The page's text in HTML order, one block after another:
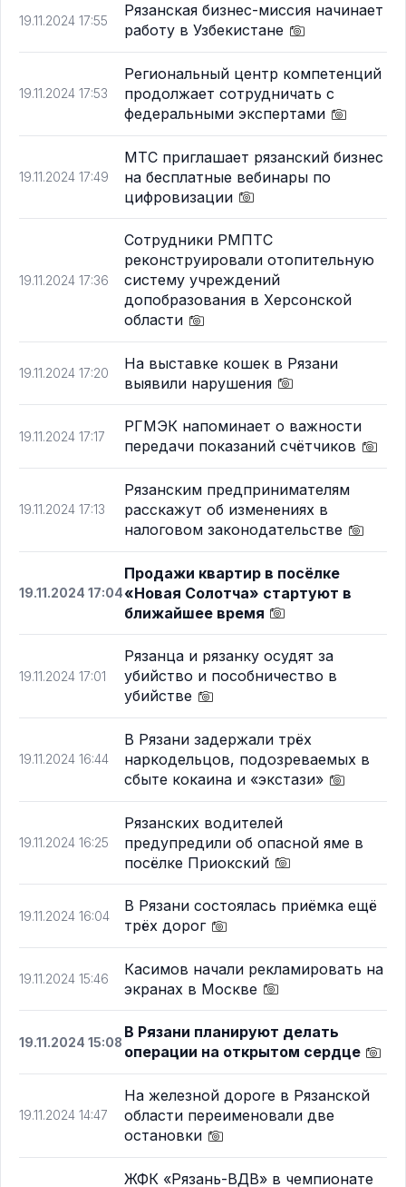
19.11.2024 17:55
Рязанская бизнес-миссия начинает
работу в Узбекистане
19.11.2024 17:53
Региональный центр компетенций
продолжает сотрудничать с
федеральными экспертами
19.11.2024 17:49
МТС приглашает рязанский бизнес
на бесплатные вебинары по
цифровизации
19.11.2024 17:36
Сотрудники РМПТС
реконструировали отопительную
систему учреждений
допобразования в Херсонской
области
19.11.2024 17:20
На выставке кошек в Рязани
выявили нарушения
19.11.2024 17:17
РГМЭК напоминает о важности
передачи показаний счётчиков
19.11.2024 17:13
Рязанским предпринимателям
расскажут об изменениях в
налоговом законодательстве
19.11.2024 17:04
Продажи квартир в посёлке
«Новая Солотча» стартуют в
ближайшее время
19.11.2024 17:01
Рязанца и рязанку осудят за
убийство и пособничество в
убийстве
19.11.2024 16:44
В Рязани задержали трёх
наркодельцов, подозреваемых в
сбыте кокаина и «экстази»
19.11.2024 16:25
Рязанских водителей
предупредили об опасной яме в
посёлке Приокский
19.11.2024 16:04
В Рязани состоялась приёмка ещё
трёх дорог
19.11.2024 15:46
Касимов начали рекламировать на
экранах в Москве
19.11.2024 15:08
В Рязани планируют делать
операции на открытом сердце
19.11.2024 14:47
На железной дороге в Рязанской
области переименовали две
остановки
ЖФК «Рязань-ВДВ» в чемпионате